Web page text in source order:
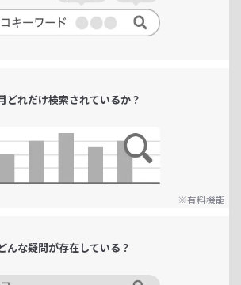
どれだけ検索されているか？
※有料機能
んな疑問が存在している？